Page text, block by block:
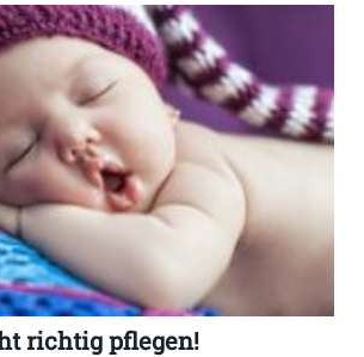
richtig pflegen!